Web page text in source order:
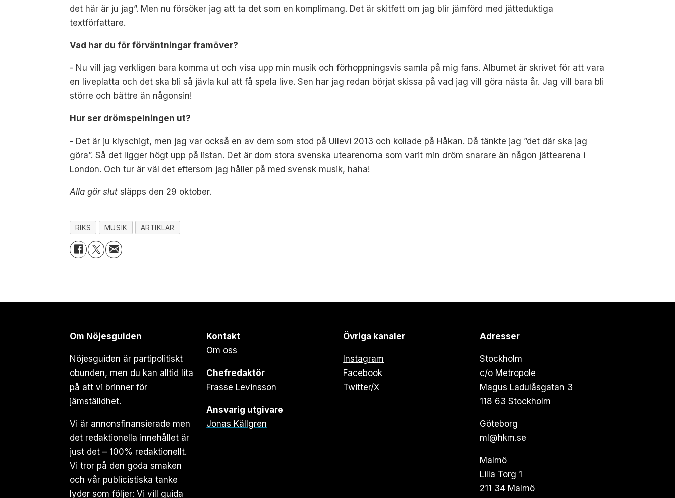
det här är ju jag”. Men nu försöker jag att ta det som en komplimang. Det är skitfett om jag blir jämförd med jätteduktiga
textförfattare.
Vad har du för förväntningar framöver?
- Nu vill jag verkligen bara komma ut och visa upp min musik och förhoppningsvis samla på mig fans. Albumet är skrivet för att vara
en liveplatta och det ska bli så jävla kul att få spela live. Sen har jag redan börjat skissa på vad jag vill göra nästa år. Jag vill bara bli
större och bättre än någonsin!
Hur ser drömspelningen ut?
- Det är ju klyschigt, men jag var också en av dem som stod på Ullevi 2013 och kollade på Håkan. Då tänkte jag ”det där ska jag
göra”. Så det ligger högt upp på listan. Det är dom stora svenska utearenorna som varit min dröm snarare än någon jättearena i
London. Och tur är väl det eftersom jag håller på med svensk musik, haha!
Alla gör slut släpps den 29 oktober.
RIKS MUSIK ARTIKLAR
Om Nöjesguiden
Nöjesguiden är partipolitiskt
obunden, men du kan alltid lita
på att vi brinner för
jämställdhet.
Vi är annonsfinansierade men
det redaktionella innehållet är
just det – 100% redaktionellt.
Vi tror på den goda smaken
och vår publicistiska tanke
lyder som följer: Vi vill guida
Kontakt
Om oss
Chefredaktör
Frasse Levinsson
Ansvarig utgivare
Jonas Källgren
Övriga kanaler
Instagram
Facebook
Twitter/X
Adresser
Stockholm
c/o Metropole
Magus Ladulåsgatan 3
118 63 Stockholm
Göteborg
ml@hkm.se
Malmö
Lilla Torg 1
211 34 Malmö